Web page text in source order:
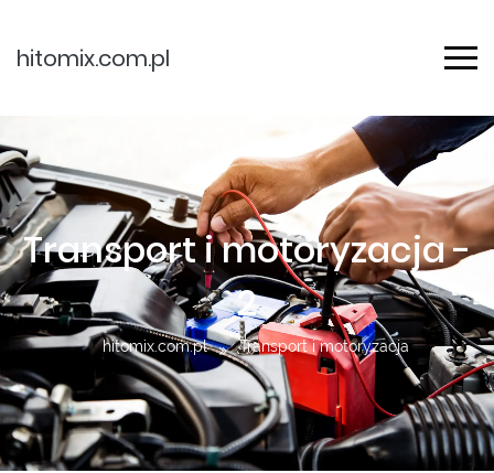
hitomix.com.pl
Transport i motoryzacja -
2
hitomix.com.pl Transport i motoryzacja